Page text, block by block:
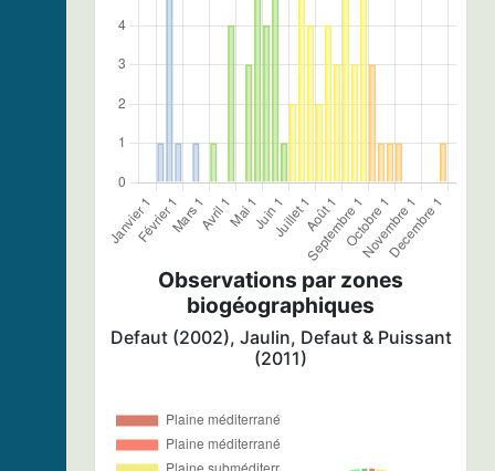
Observations par zones
biogéographiques
Defaut (2002), Jaulin, Defaut & Puissant
(2011)